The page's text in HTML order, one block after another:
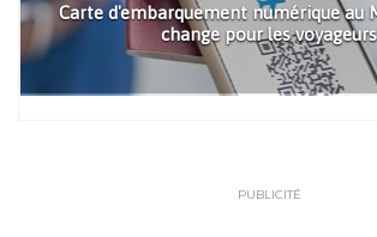
Carte d'embarquement numérique au
change pour les voyageurs
PUBLICITÉ